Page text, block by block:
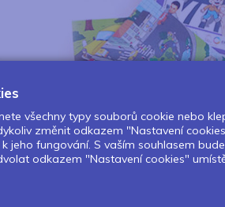
Pokud
všechny typy souborů cookie nebo
změnit odkazem "Nastavení
jeho fungování. S vaším souhlasem
odkazem "Nastavení cookies"